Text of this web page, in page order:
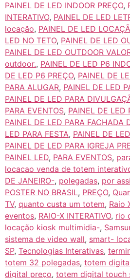
PAINEL DE LED INDOOR PREÇO,
INTERATIVO, PAINEL DE LED
locação, PAINEL DE LED
LED NO TETO, PAINEL DE LED
PAINEL DE LED OUTDOOR
outdoor., PAINEL DE LED P6
DE LED P6 PREÇO, PAINEL DE
PARA ALUGAR, PAINEL DE LED
PAINEL DE LED PARA
PARA EVENTOS, PAINEL DE LED
PAINEL DE LED PARA FACHADA
LED PARA FESTA, PAINEL DE
PAINEL DE LED PARA IGREJA
PAINEL LED, PARA EVENTOS,
locacao venda de totem
DE JANEIRO-, polegadas, por
POSTER NO BRASIL, PREÇO,
TV, quanto custa um totem, Raio
eventos, RAIO-X INTERATIVO, rio
locação kiosk multimidia-,
sistema de video wall, smart-
SP, Tecnologias Interativas,
totem 32 polegadas, totem
digital preço, totem digital touch